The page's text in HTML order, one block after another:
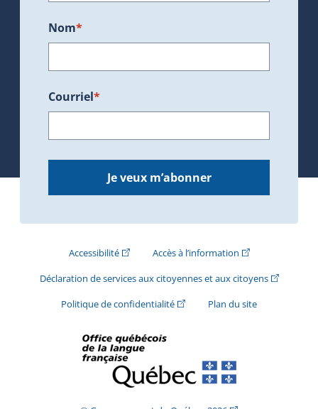
Nom*
Courriel*
Je veux m’abonner
Accessibilité(Cet hyperlien externe s'ouvrira dans une
Accès à l’information(Cet hyperlien
Déclaration de services aux citoyennes et aux citoyens(Cet
Politique de confidentialité(Cet hyperlien externe s'ouvrira
Plan du site